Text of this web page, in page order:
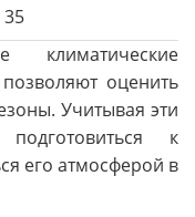
35
оценить
Учитывая эти
к
его атмосферой в